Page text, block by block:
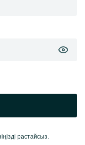
растайсыз.